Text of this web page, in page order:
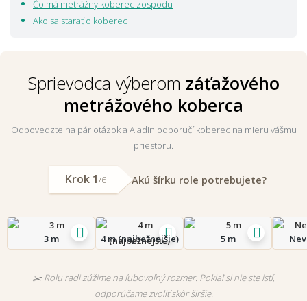
Čo má metrážny koberec zospodu
Ako sa starať o koberec
Sprievodca výberom záťažového
metrážového koberca
Odpovedzte na pár otázok a Aladin odporučí koberec na mieru vášmu
priestoru.
Krok 1/6 Akú šírku role potrebujete?
3 m 4 m (najbežnejšie) 5 m
✂️ Rolu radi zúžime na ľubovoľný rozmer. Pokiaľ si nie ste istí,
odporúčame zvoliť skôr širšie.